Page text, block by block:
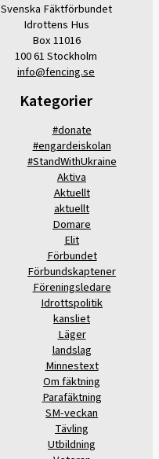
Svenska Fäktförbundet
Idrottens Hus
Box 11016
100 61 Stockholm
info@fencing.se
Kategorier
#donate
#engardeiskolan
#StandWithUkraine
Aktiva
Aktuellt
aktuellt
Domare
Elit
Förbundet
Förbundskaptener
Föreningsledare
Idrottspolitik
kansliet
Läger
landslag
Minnestext
Om fäktning
Parafäktning
SM-veckan
Tävling
Utbildning